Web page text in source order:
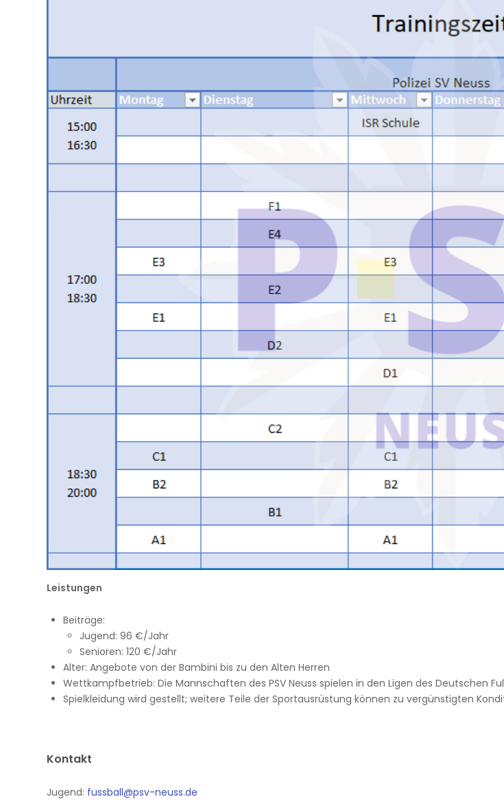
Leistungen
Beiträge:
Jugend: 96 €/Jahr
Senioren: 120 €/Jahr
Alter: Angebote von der Bambini bis zu den Alten Herren
Wettkampfbetrieb: Die Mannschaften des PSV Neuss spielen in den Ligen des Deutschen
Spielkleidung wird gestellt; weitere Teile der Sportausrüstung können zu vergünstigten
Kontakt
Jugend: fussball@psv-neuss.de